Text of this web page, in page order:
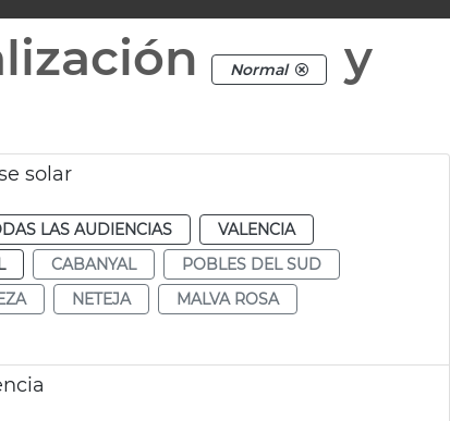
Normal
y
solar
LAS AUDIENCIAS
VALENCIA
CABANYAL
POBLES DEL SUD
NETEJA
MALVA ROSA